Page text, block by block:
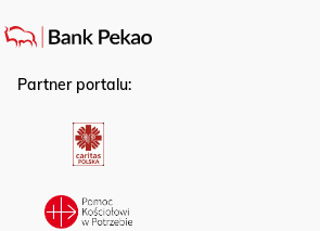
Partner portalu: